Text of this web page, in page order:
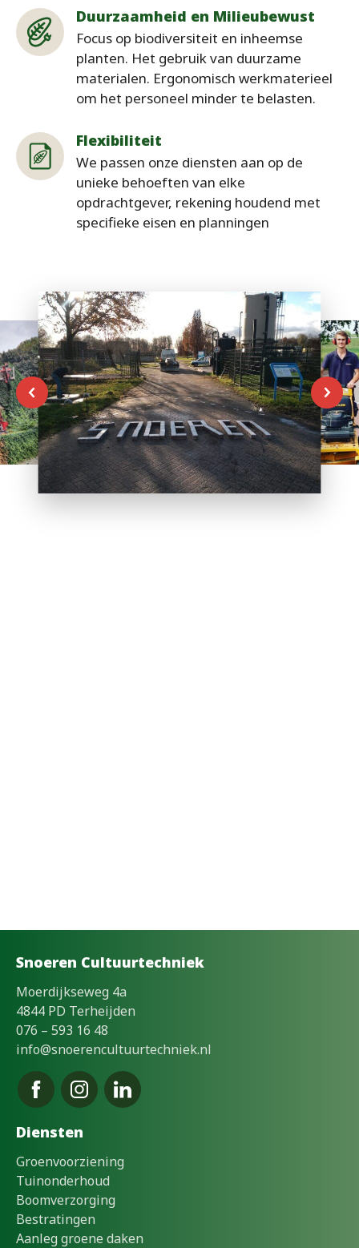
Duurzaamheid en Milieubewust
Focus op biodiversiteit en inheemse
planten. Het gebruik van duurzame
materialen. Ergonomisch werkmaterieel
om het personeel minder te belasten.
Flexibiliteit
We passen onze diensten aan op de
unieke behoeften van elke
opdrachtgever, rekening houdend met
specifieke eisen en planningen
Snoeren Cultuurtechniek
Moerdijkseweg 4a
4844 PD Terheijden
076 – 593 16 48
info@snoerencultuurtechniek.nl
Diensten
Groenvoorziening
Tuinonderhoud
Boomverzorging
Bestratingen
Aanleg groene daken